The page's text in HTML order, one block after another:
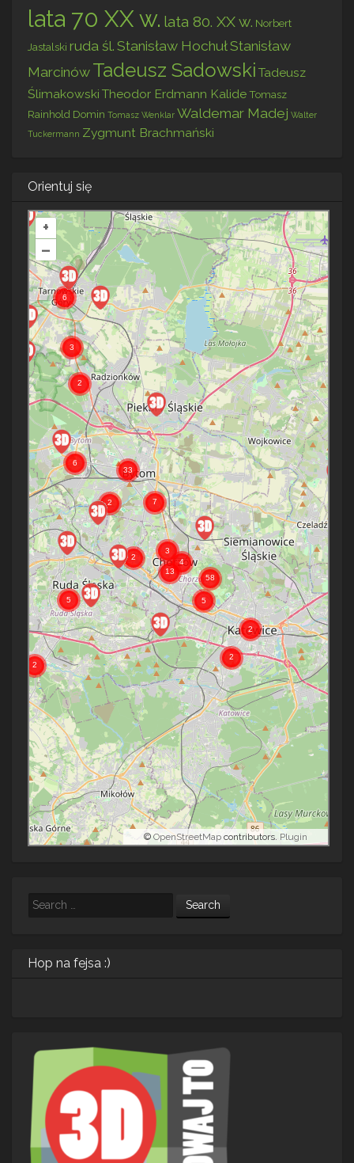
lata 70 XX w. lata 80. XX w. Norbert
Jastalski ruda śl. Stanisław HochułStanisław
Marcinów Tadeusz Sadowski Tadeusz
Ślimakowski Theodor Erdmann KalideTomasz
Rainhold Domin Tomasz Wenklar Waldemar Madej Walter
Tuckermann Zygmunt Brachmański
Orientuj się
+
–
© OpenStreetMap contributors. Plugin
Search
Hop na fejsa :)